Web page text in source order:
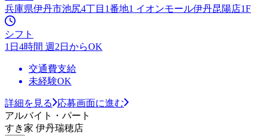
兵庫県伊丹市池尻4丁目1番地1 イオンモール伊丹昆陽店1F
シフト
1日4時間 週2日からOK
交通費支給
未経験OK
詳細を見る
応募画面に進む
アルバイト・パート
すき家 伊丹瑞穂店